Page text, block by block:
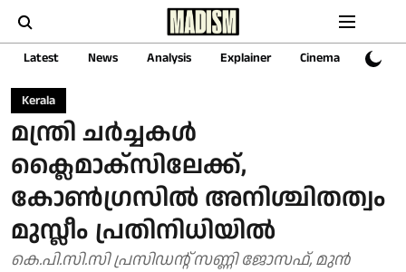
Latest News Analysis Explainer Cinema Sports
Kerala
മന്ത്രി ചര്‍ച്ചകള്‍
ക്ലൈമാക്‌സിലേക്ക്,
കോണ്‍ഗ്രസില്‍ അനിശ്ചിതത്വം
മുസ്ലീം പ്രതിനിധിയില്‍
കെ.പി.സി.സി പ്രസിഡന്റ് സണ്ണി ജോസഫ്, മുന്‍